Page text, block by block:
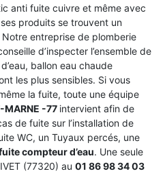
anti fuite cuivre et même avec
produits se trouvent un
entreprise de plomberie
d’inspecter l’ensemble de
ballon eau chaude
les plus sensibles. Si vous
la fuite, toute une équipe
-77 intervient afin de
de fuite sur l’installation de
WC, un Tuyaux percés, une
compteur d’eau. Une seule
(77320) au 01 86 98 34 03